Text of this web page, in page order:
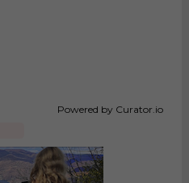
Powered by Curator.io